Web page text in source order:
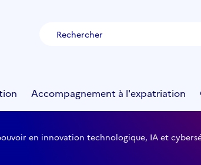
Rechercher
Accompagnement à l'expatriation
en innovation technologique, IA et